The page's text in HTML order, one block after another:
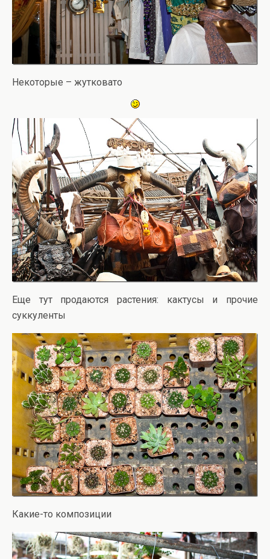
Некоторые – жутковато
Еще тут продаются растения: кактусы и прочие
суккуленты
Какие-то композиции